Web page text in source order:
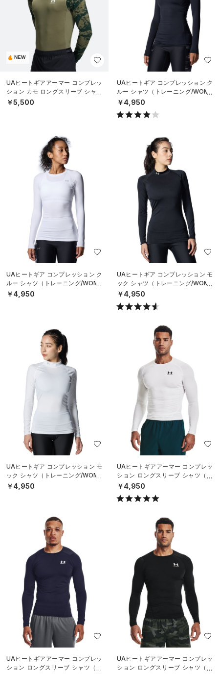
NEW
UAヒートギアアーマー コンプレッ
ション カモ ロングスリーブ シャツ
（トレーニング/MEN）
￥5,500
UAヒートギア コンプレッション ク
ルー シャツ（トレーニング/WOME
N）
￥4,950
UAヒートギア コンプレッション ク
ルー シャツ（トレーニング/WOME
N）
￥4,950
UAヒートギア コンプレッション モ
ック シャツ（トレーニング/WOME
N）
￥4,950
UAヒートギア コンプレッション モ
ック シャツ（トレーニング/WOME
N）
￥4,950
UAヒートギアアーマー コンプレッ
ション ロングスリーブ シャツ（ト
レーニング/MEN）
￥4,950
UAヒートギアアーマー コンプレッ
ション ロングスリーブ シャツ（ト
UAヒートギアアーマー コンプレッ
ション ロングスリーブ シャツ（ト